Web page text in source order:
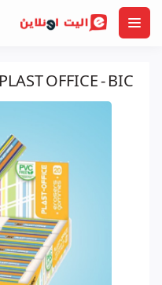
محاية ابيض PLAST OFFICE - BIC